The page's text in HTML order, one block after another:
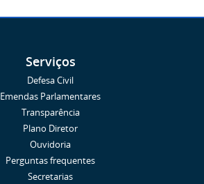
Serviços
Defesa Civil
Emendas Parlamentares
Transparência
Plano Diretor
Ouvidoria
Perguntas frequentes
Secretarias